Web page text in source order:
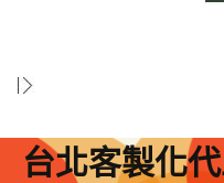
台北客製化